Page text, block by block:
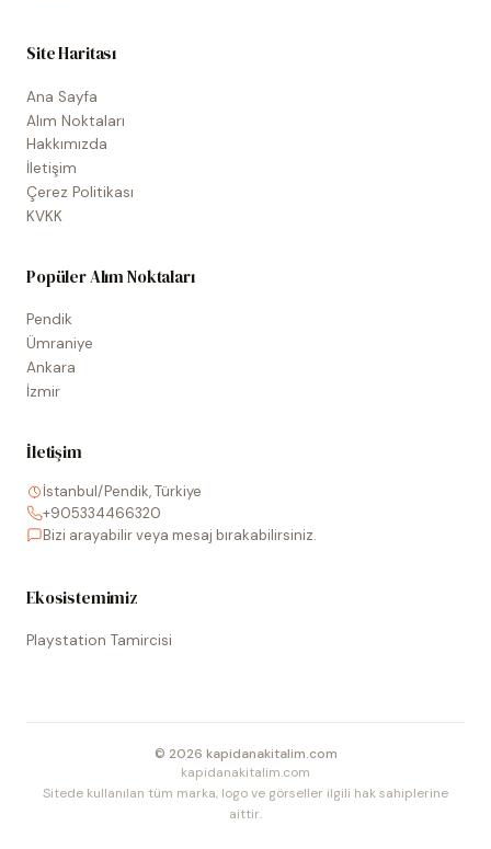
Site Haritası
Ana Sayfa
Alım Noktaları
Hakkımızda
İletişim
Çerez Politikası
KVKK
Popüler Alım Noktaları
Pendik
Ümraniye
Ankara
İzmir
İletişim
İstanbul/Pendik, Türkiye
+905334466320
Bizi arayabilir veya mesaj bırakabilirsiniz.
Ekosistemimiz
Playstation Tamircisi
© 2026 kapidanakitalim.com
kapidanakitalim.com
Sitede kullanılan tüm marka, logo ve görseller ilgili hak sahiplerine
aittir.